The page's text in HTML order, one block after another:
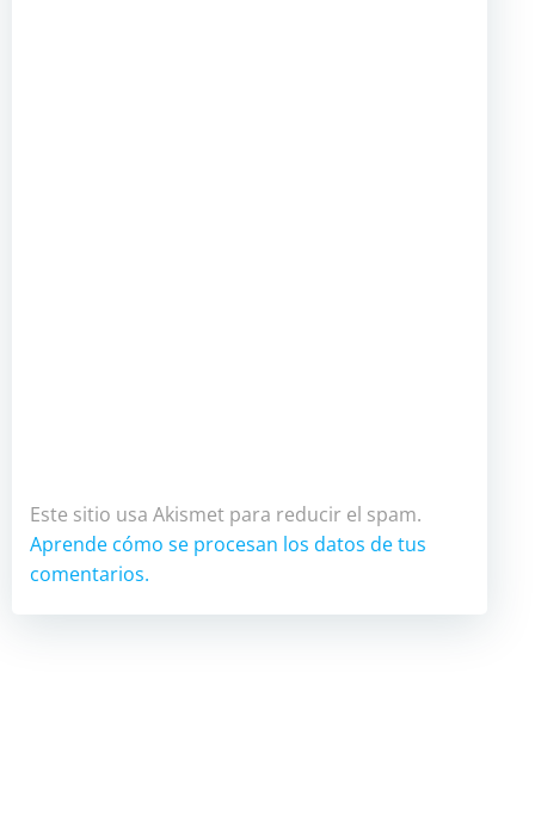
Este sitio usa Akismet para reducir el spam.
Aprende cómo se procesan los datos de tus
comentarios.